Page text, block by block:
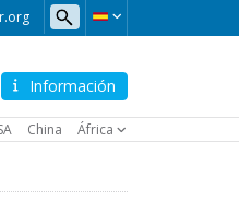
Información
China África